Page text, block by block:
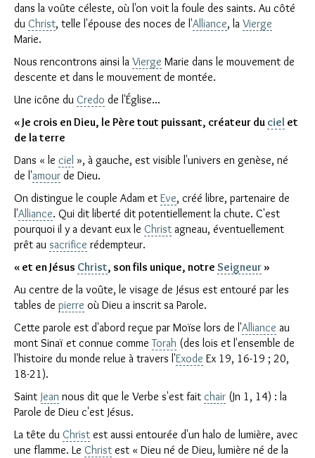
dans la voûte céleste, où l'on voit la foule des saints. Au côté
du Christ, telle l'épouse des noces de l'Alliance, la Vierge
Marie.
Nous rencontrons ainsi la Vierge Marie dans le mouvement de
descente et dans le mouvement de montée.
Une icône du Credo de l'Église...
« Je crois en Dieu, le Père tout puissant, créateur du ciel et
de la terre
Dans « le ciel », à gauche, est visible l'univers en genèse, né
de l'amour de Dieu.
On distingue le couple Adam et Eve, créé libre, partenaire de
l'Alliance. Qui dit liberté dit potentiellement la chute. C'est
pourquoi il y a devant eux le Christ agneau, éventuellement
prêt au sacrifice rédempteur.
« et en Jésus Christ, son fils unique, notre Seigneur »
Au centre de la voûte, le visage de Jésus est entouré par les
tables de pierre où Dieu a inscrit sa Parole.
Cette parole est d'abord reçue par Moïse lors de l'Alliance au
mont Sinaï et connue commeTorah (des lois et l'ensemble de
l'histoire du monde relue à travers l'Exode Ex 19, 16-19 ; 20,
18-21).
Saint Jean nous dit que le Verbe s'est fait chair (Jn 1, 14) : la
Parole de Dieu c'est Jésus.
La tête du Christ est aussi entourée d'un halo de lumière, avec
une flamme. Le Christ est « Dieu né de Dieu, lumière né de la